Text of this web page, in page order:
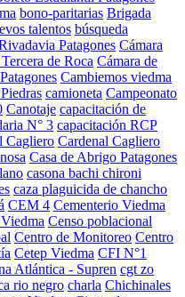
bono-paritarias Brigada
talentos búsqueda
Patagones Cámara
de Roca Cámara de
Cambiemos viedma
camioneta Campeonato
Canotaje capacitación de
N° 3 capacitación RCP
Cagliero Cardenal Cagliero
Casa de Abrigo Patagones
casona bachi chironi
caza plaguicida de chancho
CEM 4 Cementerio Viedma
Censo poblacional
Centro de Monitoreo Centro
Cetep Viedma CFI N°1
Atlántica - Supren cgt zo
rio negro charla Chichinales